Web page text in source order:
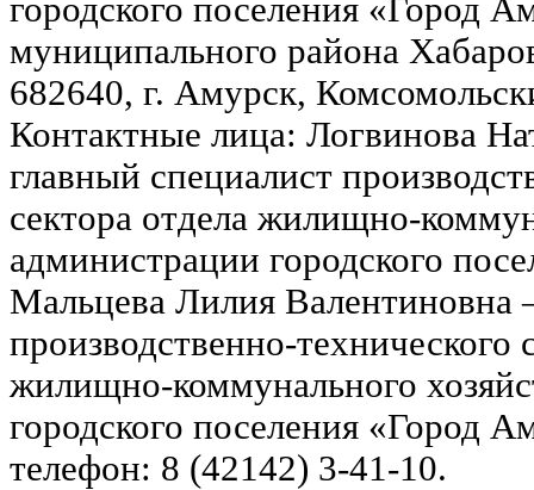
городского поселения «Город
муниципального района
682640, г. Амурск,
Контактные лица: Логвинова
главный специалист
сектора отдела жилищно-
администрации городского
Мальцева Лилия Валентиновна
производственно-технического
жилищно-коммунального
городского поселения «Город
телефон: 8 (42142) 3-41-10.